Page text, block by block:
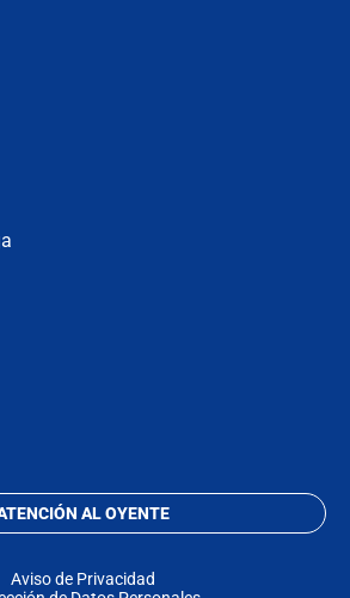
AL OYENTE
Aviso de Privacidad